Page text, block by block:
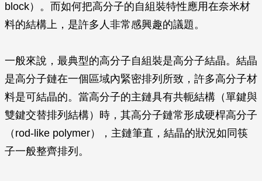
block）。而如何把高分子的自組裝特性應用在奈米材
料的結構上，是許多人非常感興趣的議題。
一般來說，最典型的高分子自組裝是高分子結晶。結晶
是高分子鏈在一個區域內緊密排列所致，許多高分子材
料是可結晶的。當高分子的主鏈具有共軛結構（單鍵與
雙鍵交替排列結構）時，其高分子鏈常形成硬桿高分子
（rod-like polymer），主鏈筆直，結晶的狀況如同筷
子一般整齊排列。